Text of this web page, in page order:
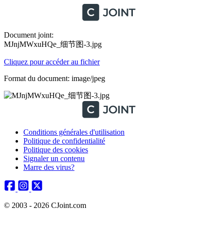
Document joint:
MJnjMWxuHQe_细节图-3.jpg
Cliquez pour accéder au fichier
Format du document: image/jpeg
Conditions générales d'utilisation
Politique de confidentialité
Politique des cookies
Signaler un contenu
Marre des virus?
© 2003 - 2026 CJoint.com